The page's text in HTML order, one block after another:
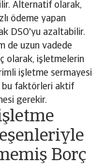
Alternatif olarak,
ödeme yapan
DSO'yu azaltabilir.
de uzun vadede
olarak, işletmelerin
işletme sermayesi
bu faktörleri aktif
gerekir.
Borç